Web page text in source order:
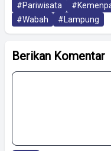
#Pariwisata
#Wabah
#Lampung
Berikan Komentar